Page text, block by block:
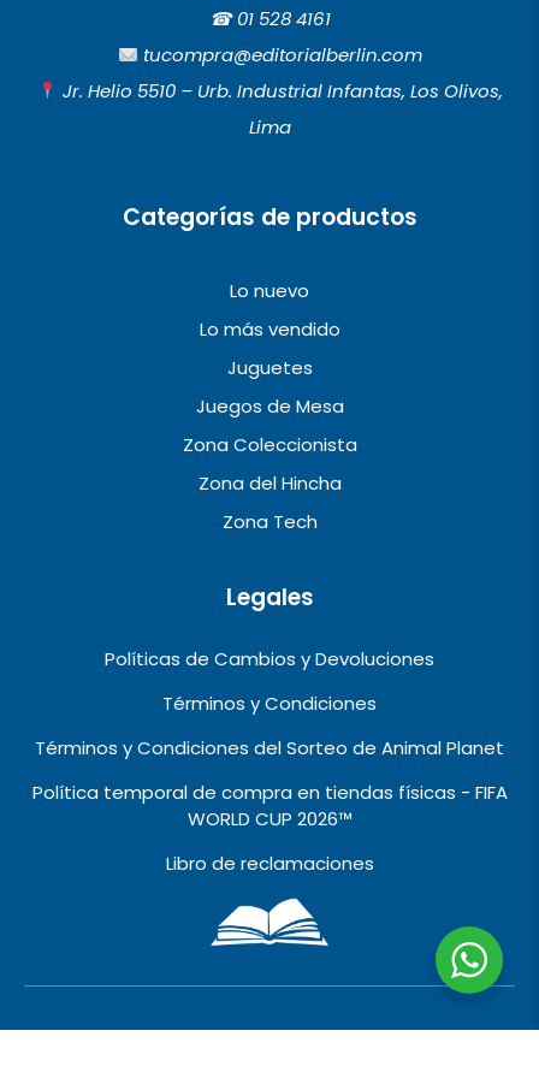
b
o
o
t
a
g
r
a
u
b
e
☎︎01 528 4161
tucompra@editorialberlin.com
Jr. Helio 5510 – Urb. Industrial Infantas, Los Olivos,
Lima
Categorías de productos
Lo nuevo
Lo más vendido
Juguetes
Juegos de Mesa
Zona Coleccionista
Zona del Hincha
Zona Tech
Legales
Políticas de Cambios y Devoluciones
Términos y Condiciones
Términos y Condiciones del Sorteo de Animal Planet
Política temporal de compra en tiendas físicas - FIFA
WORLD CUP 2026™️
Libro de reclamaciones